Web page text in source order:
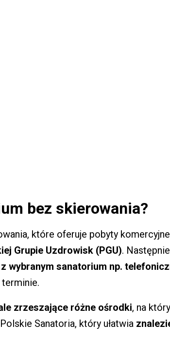
bez skierowania?
które oferuje pobyty
Grupie Uzdrowisk (PGU).
wybranym sanatorium np.
zrzeszające różne ośrodki, na
Sanatoria, który ułatwia